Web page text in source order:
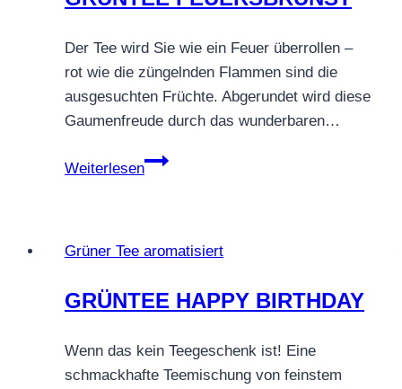
Der Tee wird Sie wie ein Feuer überrollen –
rot wie die züngelnden Flammen sind die
ausgesuchten Früchte. Abgerundet wird diese
Gaumenfreude durch das wunderbaren…
Weiterlesen
GRÜNTEE
Grüner Tee aromatisiert
GRÜNTEE HAPPY BIRTHDAY
Wenn das kein Teegeschenk ist! Eine
schmackhafte Teemischung von feinstem